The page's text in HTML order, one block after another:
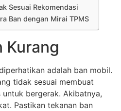
Sesuai Rekomendasi
Ban dengan Mirai TPMS
Kurang
adalah ban mobil.
tidak sesuai membuat
bergerak. Akibatnya,
Pastikan tekanan ban